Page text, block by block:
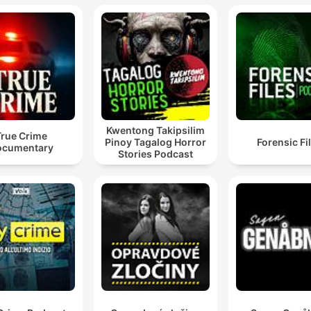
Crime
Kwentong Takipsilim
Pinoy Tagalog Horror
Stories Podcast
Forensic